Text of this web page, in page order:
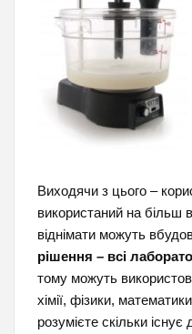
Виходячи з цього –
використаний на більш
віднімати можуть
рішення – всі
тому можуть
хімії, фізики,
розумієте скільки існує